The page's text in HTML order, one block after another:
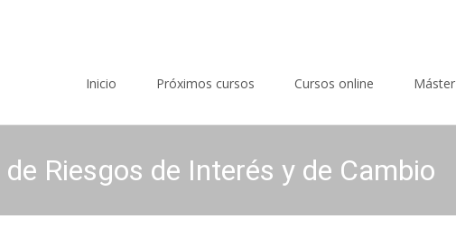
Inicio
Próximos cursos Cursos online Máster
Riesgos de Interés y de Cambio